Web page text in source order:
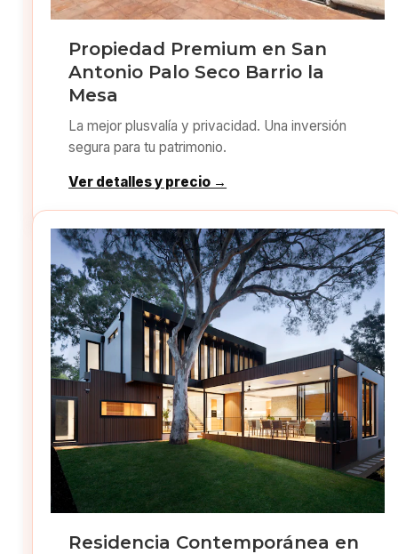
Propiedad Premium en San
Antonio Palo Seco Barrio la
Mesa
La mejor plusvalía y privacidad. Una inversión
segura para tu patrimonio.
Ver detalles y precio →
Residencia Contemporánea en